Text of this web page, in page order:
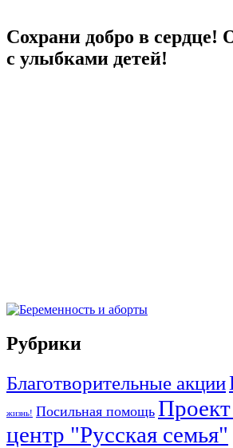
Сохрани добро в сердце!
с улыбками детей!
Рубрики
Благотворительные акции
жизнь! Посильная помощь
центр "Русская семья"